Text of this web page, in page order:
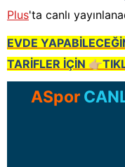
Plus'ta canlı
EVDE
TARİFLER İÇİN
ASpor